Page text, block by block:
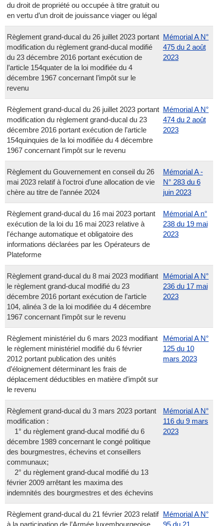
du droit de propriété ou occupée à titre gratuit ou
en vertu d’un droit de jouissance viager ou légal
Règlement grand-ducal du 26 juillet 2023 portant
modification du règlement grand-ducal modifié
du 23 décembre 2016 portant exécution de
l’article 154quater de la loi modifiée du 4
décembre 1967 concernant l’impôt sur le
revenu
Mémorial A N°
475 du 2 août
2023
Règlement grand-ducal du 26 juillet 2023 portant
modification du règlement grand-ducal du 23
décembre 2016 portant exécution de l’article
154quinquies de la loi modifiée du 4 décembre
1967 concernant l’impôt sur le revenu
Mémorial A N°
474 du 2 août
2023
Règlement du Gouvernement en conseil du 26
mai 2023 relatif à l’octroi d’une allocation de vie
chère au titre de l’année 2024
Mémorial A -
N° 283 du 6
juin 2023
Règlement grand-ducal du 16 mai 2023 portant
exécution de la loi du 16 mai 2023 relative à
l'échange automatique et obligatoire des
informations déclarées par les Opérateurs de
Plateforme
Mémorial A n°
238 du 19 mai
2023
Règlement grand-ducal du 8 mai 2023 modifiant
le règlement grand-ducal modifié du 23
décembre 2016 portant exécution de l’article
104, alinéa 3 de la loi modifiée du 4 décembre
1967 concernant l’impôt sur le revenu
Mémorial A N°
236 du 17 mai
2023
Règlement ministériel du 6 mars 2023 modifiant
le règlement ministériel modifié du 6 février
2012 portant publication des unités
d’éloignement déterminant les frais de
déplacement déductibles en matière d’impôt sur
le revenu
Mémorial A N°
125 du 10
mars 2023
Règlement grand-ducal du 3 mars 2023 portant
modification :
1° du règlement grand-ducal modifié du 6
décembre 1989 concernant le congé politique
des bourgmestres, échevins et conseillers
communaux;
2° du règlement grand-ducal modifié du 13
février 2009 arrêtant les maxima des
indemnités des bourgmestres et des échevins
Mémorial A N°
116 du 9 mars
2023
Règlement grand-ducal du 21 février 2023 relatif
Mémorial A N°